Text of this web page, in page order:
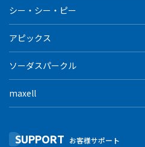
シー・シー・ピー
アピックス
ソーダスパークル
maxell
SUPPORT お客様サポート